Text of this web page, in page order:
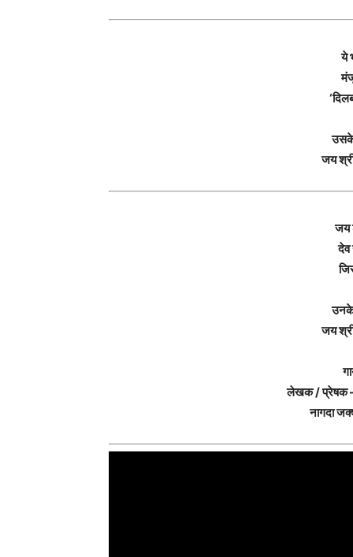
ये
उसके
जय
जय
देव
उनके
जय
लेखक / प्रेषक –
नागदा